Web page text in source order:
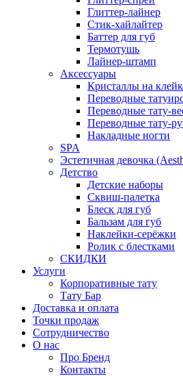
Глиттер-лайнер
Стик-хайлайтер
Баттер для губ
Термотушь
Лайнер-штамп
Аксессуары
Кристаллы на
Переводные
Переводные тату-
Переводные тату-
Накладные ногти
SPA
Эстетичная девочка
Детство
Детские наборы
Сквиш-палетка
Блеск для губ
Бальзам для губ
Наклейки-серёжки
Ролик с блестками
СКИДКИ
Услуги
Корпоративные тату
Тату Бар
Доставка и оплата
Точки продаж
Сотрудничество
О нас
Про Бренд
Контакты